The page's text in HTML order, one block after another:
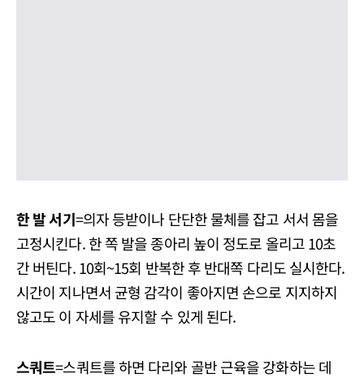
한 발 서기=의자 등받이나 단단한 물체를 잡고 서서 몸을
고정시킨다. 한 쪽 발을 종아리 높이 정도로 올리고 10초
간 버틴다. 10회~15회 반복한 후 반대쪽 다리도 실시한다.
시간이 지나면서 균형 감각이 좋아지면 손으로 지지하지
않고도 이 자세를 유지할 수 있게 된다.
스쿼트=스쿼트를 하면 다리와 골반 근육을 강화하는 데